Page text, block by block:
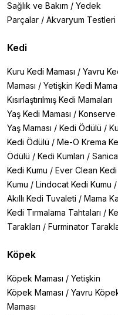
Sağlık ve Bakım / Yedek
Parçalar / Akvaryum Testleri
Kedi
Kuru Kedi Maması / Yavru
Maması / Yetişkin Kedi
Kısırlaştırılmış Kedi Mamaları
Yaş Kedi Maması / Konserve
Yaş Maması / Kedi Ödülü /
Kedi Ödülü / Me-O Krema
Ödülü / Kedi Kumları /
Kedi Kumu / Ever Clean Kedi
Kumu / Lindocat Kedi Kumu /
Akıllı Kedi Tuvaleti / Mama
Kedi Tırmalama Tahtaları /
Tarakları / Furminator
Köpek
Köpek Maması / Yetişkin
Köpek Maması / Yavru
Maması